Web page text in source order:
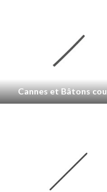
Cannes et Bâtons